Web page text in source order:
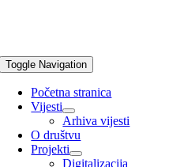
Toggle Navigation
Početna stranica
Vijesti
Arhiva vijesti
O društvu
Projekti
Digitalizacija